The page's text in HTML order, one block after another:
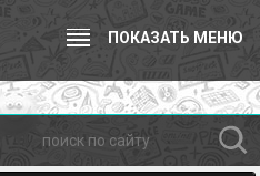
ПОКАЗАТЬ МЕНЮ